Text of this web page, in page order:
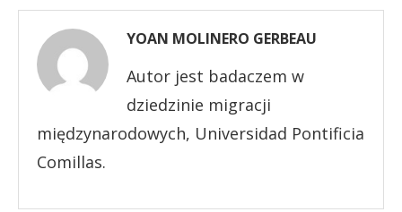
YOAN MOLINERO GERBEAU
Autor jest badaczem w
dziedzinie migracji
międzynarodowych, Universidad Pontificia
Comillas.